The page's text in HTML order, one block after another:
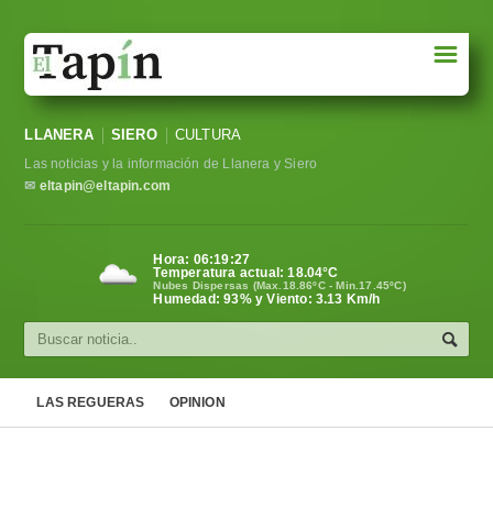
Sociedad
Política
Cultura
☰
LLANERA SIERO CULTURA
Las noticias y la información de Llanera y Siero
✉ eltapin@eltapin.com
Hora: 06:19:27
Temperatura actual:18.04°C
Nubes Dispersas (Max.18.86ºC - Min.17.45ºC)
Humedad: 93% y Viento: 3.13 Km/h
LAS REGUERAS OPINION